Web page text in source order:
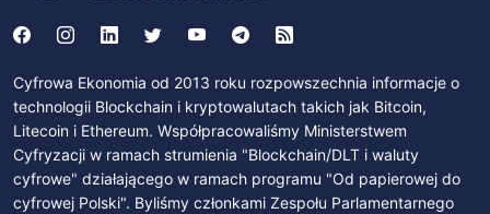
Cyfrowa Ekonomia od 2013 roku rozpowszechnia informacje o
technologii Blockchain i kryptowalutach takich jak Bitcoin,
Litecoin i Ethereum. Współpracowaliśmy Ministerstwem
Cyfryzacji w ramach strumienia "Blockchain/DLT i waluty
cyfrowe" działającego w ramach programu "Od papierowej do
cyfrowej Polski". Byliśmy członkami Zespołu Parlamentarnego